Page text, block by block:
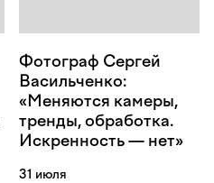
Фотограф Сергей
Васильченко:
«Меняются камеры,
тренды, обработка.
Искренность — нет»
31 июля